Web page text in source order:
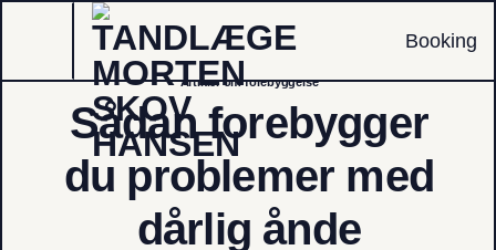
Booking
Artikler om forebyggelse
Sådan forebygger
du problemer med
dårlig ånde